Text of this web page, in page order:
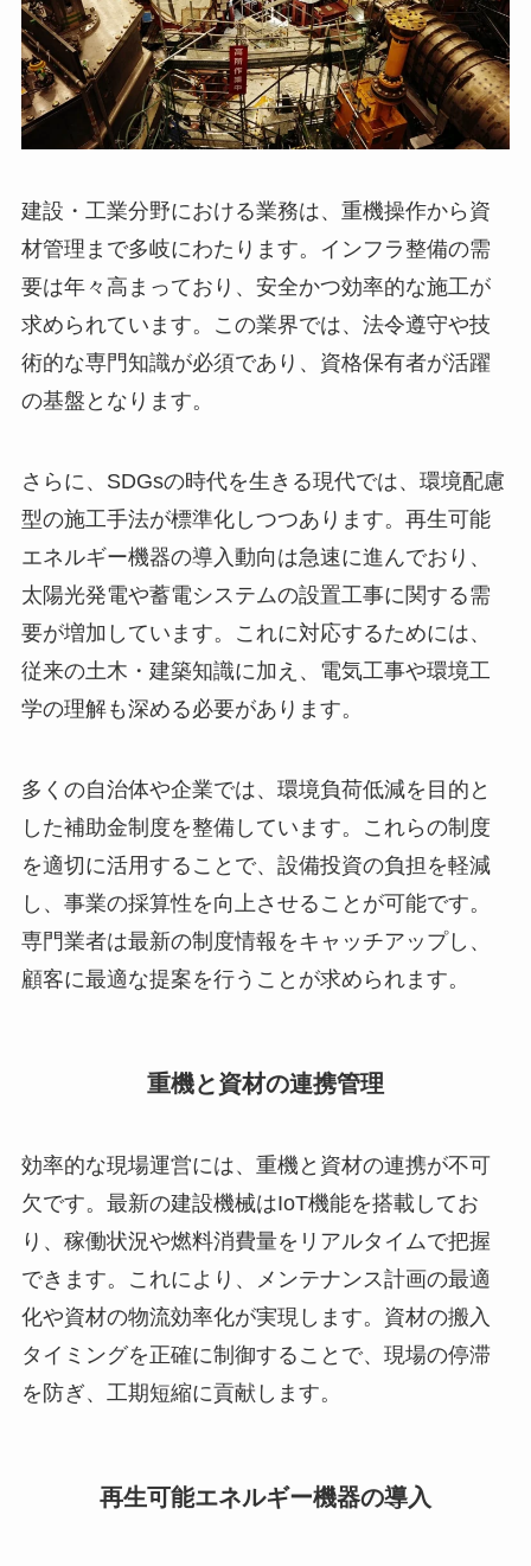
建設・工業分野における業務は、重機操作から資
材管理まで多岐にわたります。インフラ整備の需
要は年々高まっており、安全かつ効率的な施工が
求められています。この業界では、法令遵守や技
術的な専門知識が必須であり、資格保有者が活躍
の基盤となります。
さらに、SDGsの時代を生きる現代では、環境配慮
型の施工手法が標準化しつつあります。再生可能
エネルギー機器の導入動向は急速に進んでおり、
太陽光発電や蓄電システムの設置工事に関する需
要が増加しています。これに対応するためには、
従来の土木・建築知識に加え、電気工事や環境工
学の理解も深める必要があります。
多くの自治体や企業では、環境負荷低減を目的と
した補助金制度を整備しています。これらの制度
を適切に活用することで、設備投資の負担を軽減
し、事業の採算性を向上させることが可能です。
専門業者は最新の制度情報をキャッチアップし、
顧客に最適な提案を行うことが求められます。
重機と資材の連携管理
効率的な現場運営には、重機と資材の連携が不可
欠です。最新の建設機械はIoT機能を搭載してお
り、稼働状況や燃料消費量をリアルタイムで把握
できます。これにより、メンテナンス計画の最適
化や資材の物流効率化が実現します。資材の搬入
タイミングを正確に制御することで、現場の停滞
を防ぎ、工期短縮に貢献します。
再生可能エネルギー機器の導入